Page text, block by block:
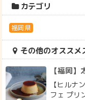
カテゴリ
福岡県
その他のオススメ
【福岡】
【ヒルナ
フェ プリ